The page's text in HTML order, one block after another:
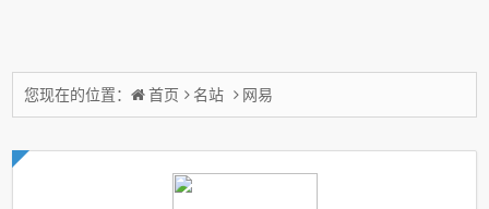
您现在的位置： 首页 名站 网易